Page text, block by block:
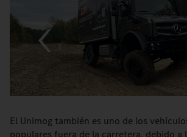
El Unimog también es uno de los
populares fuera de la carretera, debido a